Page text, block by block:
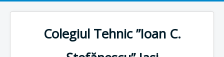
Colegiul Tehnic ”Ioan C.